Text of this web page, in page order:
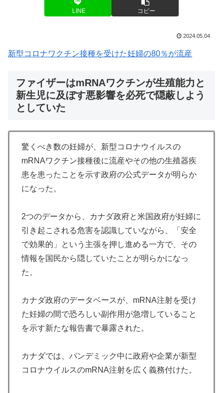
LINE コピー
2024.05.04
新型コロナワクチン接種を受けた妊婦の80％が流産
ファイザーはmRNAワクチンが生殖能力と
新生児に及ぼす悪影響を必死で隠蔽しよう
としていた
驚くべき数の妊婦が、新型コロナウイルスの
mRNAワクチン接種後に流産やその他の生殖器疾
患を患ったことを示す政府の公式データが明らか
になった。
2つのデータから、カナダ政府と米国政府が妊婦に
引き起こされる危害を認識していながら、「安全
で効果的」という主張を押し進める一方で、その
情報を国民から隠していたことが明らかになっ
た。
カナダ政府のデータベースが、mRNA注射を受け
た妊婦の間で恐ろしい副作用が急増していること
を示す新たな報告書で暴露された。
カナダでは、パンデミック中に政府や企業が新型
コロナウイルスのmRNA注射を広く義務付けた。